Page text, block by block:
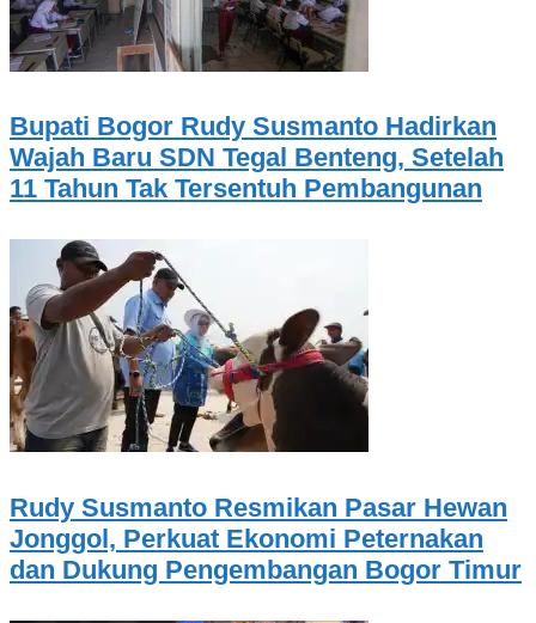
Bupati Bogor Rudy Susmanto Hadirkan
Wajah Baru SDN Tegal Benteng, Setelah
11 Tahun Tak Tersentuh Pembangunan
Rudy Susmanto Resmikan Pasar Hewan
Jonggol, Perkuat Ekonomi Peternakan
dan Dukung Pengembangan Bogor Timur